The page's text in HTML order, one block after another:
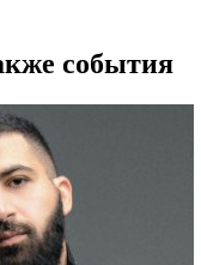
события